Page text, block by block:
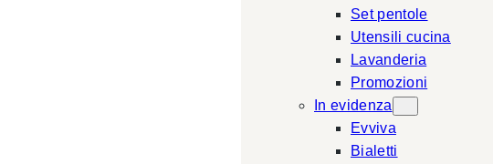
Set pentole
Utensili cucina
Lavanderia
Promozioni
In evidenza
Evviva
Bialetti